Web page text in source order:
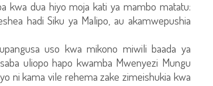
kwa dua hiyo moja kati ya mambo matatu:
hadi Siku ya Malipo, au akamwepushia
uso kwa mikono miwili baada ya
uliopo hapo kwamba Mwenyezi Mungu
ni kama vile rehema zake zimeishukia kwa